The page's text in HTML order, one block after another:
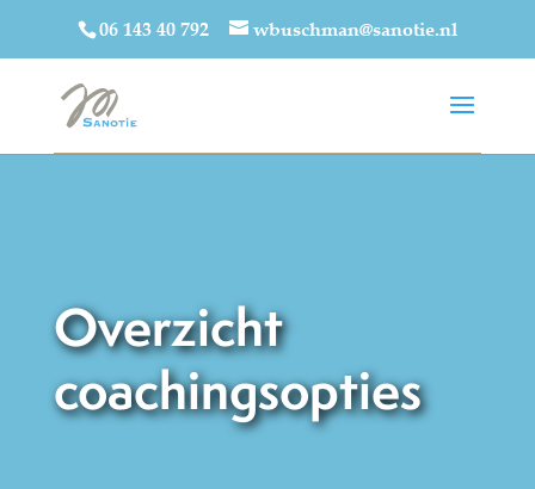
06 143 40 792 wbuschman@sanotie.nl
Overzicht
coachingsopties